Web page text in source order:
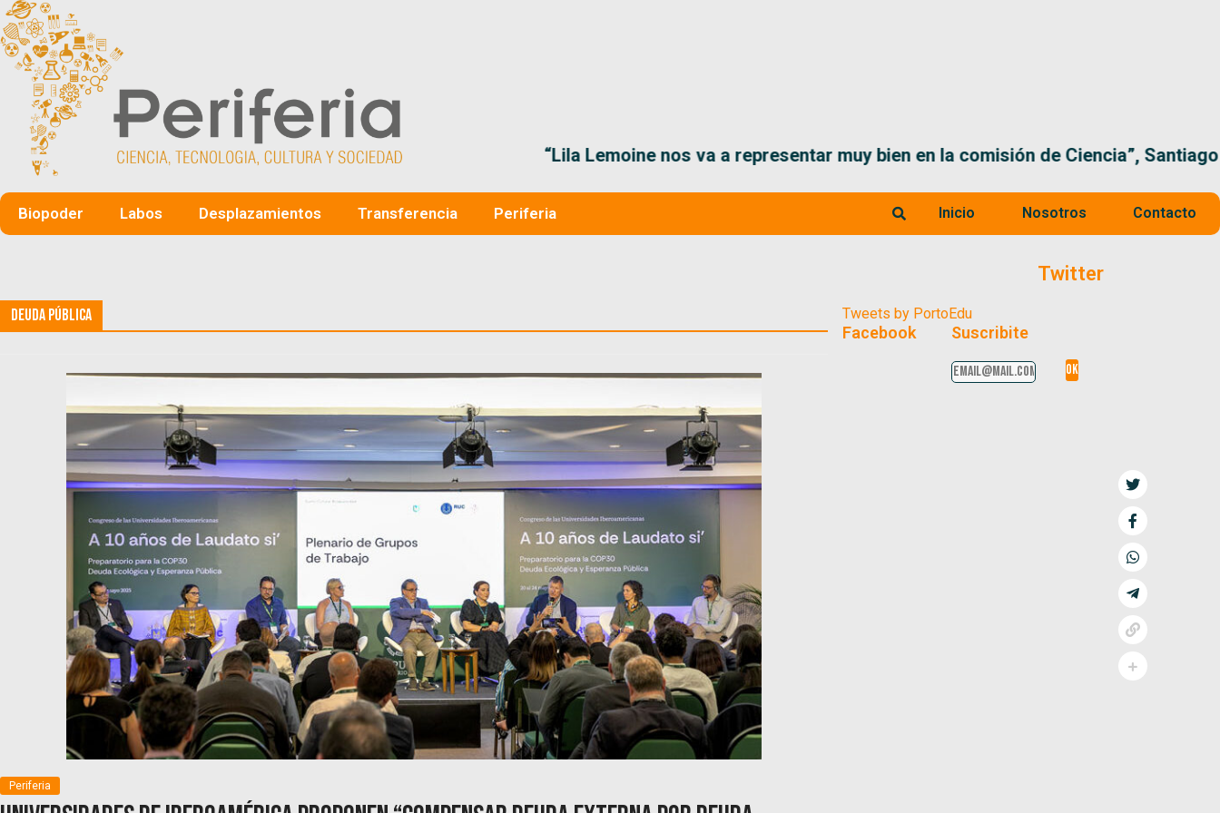
“Lila Lemoine nos va a representar muy bien en la comisión de Ciencia”, Santiago Santurio
Biopoder Labos Desplazamientos Transferencia Periferia Inicio Nosotros Contacto
Deuda Pública
Periferia
Twitter
Tweets by PortoEdu
Facebook Suscribite